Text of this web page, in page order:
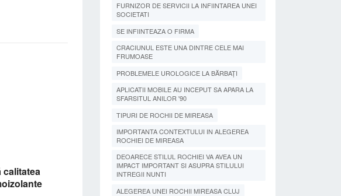
calitatea
FURNIZOR DE SERVICII LA INFIINTAREA UNEI
SOCIETATI
SE INFIINTEAZA O FIRMA
CRACIUNUL ESTE UNA DINTRE CELE MAI
FRUMOASE
PROBLEMELE UROLOGICE LA BĂRBAȚI
APLICATII MOBILE AU INCEPUT SA APARA LA
SFARSITUL ANILOR '90
TIPURI DE ROCHII DE MIREASA
IMPORTANTA CONTEXTULUI IN ALEGEREA
ROCHIEI DE MIREASA
DEOARECE STILUL ROCHIEI VA AVEA UN
IMPACT IMPORTANT SI ASUPRA STILULUI
INTREGII NUNTI
ALEGEREA UNEI ROCHII MIREASA CLUJ